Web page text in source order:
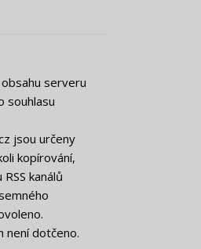
serveru
souhlasu
jsou určeny
kopírování,
kanálů
není dotčeno.